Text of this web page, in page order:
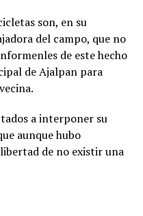
son, en su
del campo, que no
de este hecho
de Ajalpan para
a interponer su
aunque hubo
de no existir una